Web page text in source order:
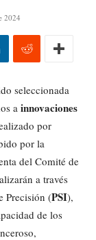
2024
seleccionada
a innovaciones
por
por la
del Comité de
a través
Precisión (PSI),
de los